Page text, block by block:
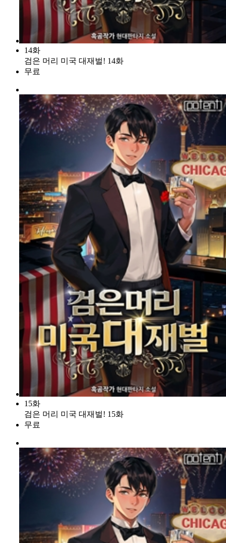
14화
검은 머리 미국 대재벌! 14화
무료
15화
검은 머리 미국 대재벌! 15화
무료